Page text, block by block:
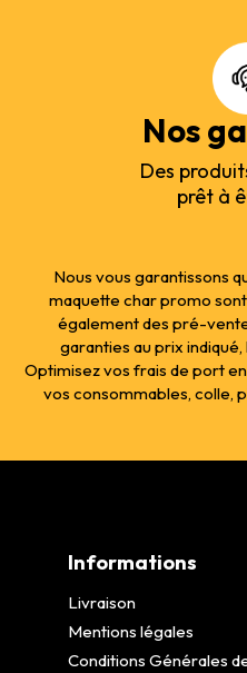
Nos
Des
prêt à
Nous vous garantissons
maquette char promo
également des pré-
garanties au prix
Optimisez vos frais de port
vos consommables, colle,
Informations
Livraison
Mentions légales
Conditions Générales